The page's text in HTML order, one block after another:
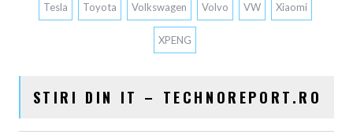
Tesla Toyota Volkswagen Volvo VW Xiaomi
XPENG
STIRI DIN IT – TECHNOREPORT.RO